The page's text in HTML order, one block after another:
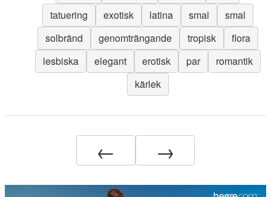
tatuering
exotisk latina smal
smal
solbränd
genomträngande tropisk
flora
lesbiska
elegant erotisk par
romantik
kärlek
← →